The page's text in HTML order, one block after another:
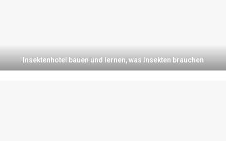
Insektenhotel bauen und lernen, was Insekten brauchen